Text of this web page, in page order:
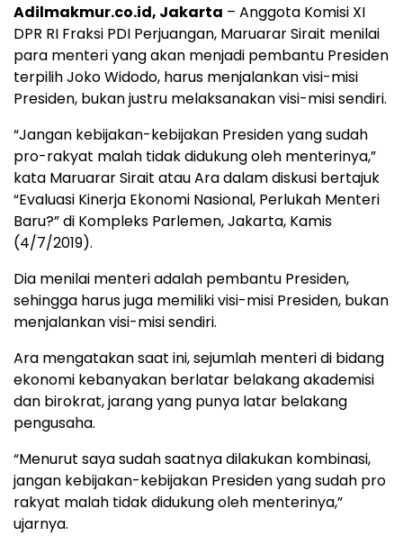
Adilmakmur.co.id, Jakarta – Anggota Komisi XI
DPR RI Fraksi PDI Perjuangan, Maruarar Sirait menilai
para menteri yang akan menjadi pembantu Presiden
terpilih Joko Widodo, harus menjalankan visi-misi
Presiden, bukan justru melaksanakan visi-misi sendiri.
“Jangan kebijakan-kebijakan Presiden yang sudah
pro-rakyat malah tidak didukung oleh menterinya,”
kata Maruarar Sirait atau Ara dalam diskusi bertajuk
“Evaluasi Kinerja Ekonomi Nasional, Perlukah Menteri
Baru?” di Kompleks Parlemen, Jakarta, Kamis
(4/7/2019).
Dia menilai menteri adalah pembantu Presiden,
sehingga harus juga memiliki visi-misi Presiden, bukan
menjalankan visi-misi sendiri.
Ara mengatakan saat ini, sejumlah menteri di bidang
ekonomi kebanyakan berlatar belakang akademisi
dan birokrat, jarang yang punya latar belakang
pengusaha.
“Menurut saya sudah saatnya dilakukan kombinasi,
jangan kebijakan-kebijakan Presiden yang sudah pro
rakyat malah tidak didukung oleh menterinya,”
ujarnya.